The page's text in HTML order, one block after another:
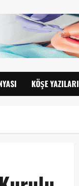
KÖŞE YAZILARI